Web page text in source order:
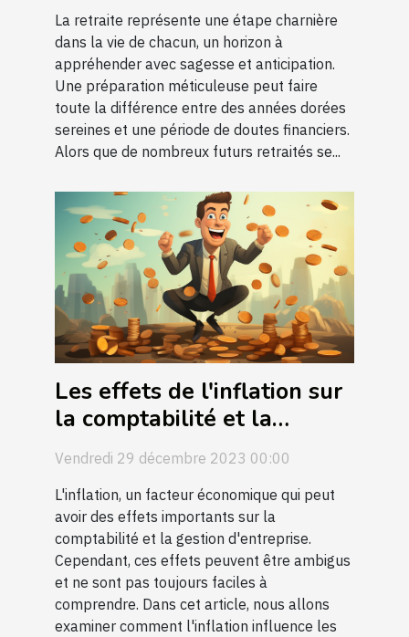
La retraite représente une étape charnière
dans la vie de chacun, un horizon à
appréhender avec sagesse et anticipation.
Une préparation méticuleuse peut faire
toute la différence entre des années dorées
sereines et une période de doutes financiers.
Alors que de nombreux futurs retraités se...
Les effets de l'inflation sur
la comptabilité et la
gestion d'entreprise
Vendredi 29 décembre 2023 00:00
L'inflation, un facteur économique qui peut
avoir des effets importants sur la
comptabilité et la gestion d'entreprise.
Cependant, ces effets peuvent être ambigus
et ne sont pas toujours faciles à
comprendre. Dans cet article, nous allons
examiner comment l'inflation influence les